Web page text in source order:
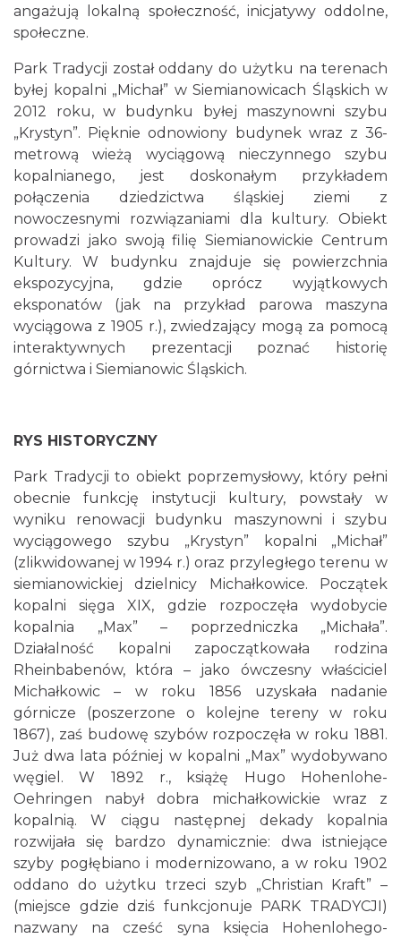
angażują lokalną społeczność, inicjatywy oddolne,
społeczne.
Park Tradycji został oddany do użytku na terenach
byłej kopalni „Michał” w Siemianowicach Śląskich w
2012 roku, w budynku byłej maszynowni szybu
„Krystyn”. Pięknie odnowiony budynek wraz z 36-
metrową wieżą wyciągową nieczynnego szybu
kopalnianego, jest doskonałym przykładem
połączenia dziedzictwa śląskiej ziemi z
nowoczesnymi rozwiązaniami dla kultury. Obiekt
prowadzi jako swoją filię Siemianowickie Centrum
Kultury. W budynku znajduje się powierzchnia
ekspozycyjna, gdzie oprócz wyjątkowych
eksponatów (jak na przykład parowa maszyna
wyciągowa z 1905 r.), zwiedzający mogą za pomocą
interaktywnych prezentacji poznać historię
górnictwa i Siemianowic Śląskich.
RYS HISTORYCZNY
Park Tradycji to obiekt poprzemysłowy, który pełni
obecnie funkcję instytucji kultury, powstały w
wyniku renowacji budynku maszynowni i szybu
wyciągowego szybu „Krystyn” kopalni „Michał”
(zlikwidowanej w 1994 r.) oraz przyległego terenu w
siemianowickiej dzielnicy Michałkowice. Początek
kopalni sięga XIX, gdzie rozpoczęła wydobycie
kopalnia „Max” – poprzedniczka „Michała”.
Działalność kopalni zapoczątkowała rodzina
Rheinbabenów, która – jako ówczesny właściciel
Michałkowic – w roku 1856 uzyskała nadanie
górnicze (poszerzone o kolejne tereny w roku
1867), zaś budowę szybów rozpoczęła w roku 1881.
Już dwa lata później w kopalni „Max” wydobywano
węgiel. W 1892 r., książę Hugo Hohenlohe-
Oehringen nabył dobra michałkowickie wraz z
kopalnią. W ciągu następnej dekady kopalnia
rozwijała się bardzo dynamicznie: dwa istniejące
szyby pogłębiano i modernizowano, a w roku 1902
oddano do użytku trzeci szyb „Christian Kraft” –
(miejsce gdzie dziś funkcjonuje PARK TRADYCJI)
nazwany na cześć syna księcia Hohenlohego-